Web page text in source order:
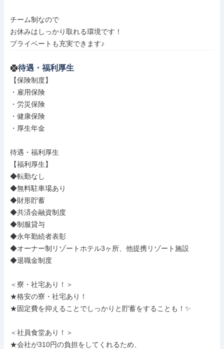
チーム制なので
お休みはしっかり取れる環境です！
プライベートも充実できます♪
待遇・福利厚生
【保険制度】
・雇用保険
・労災保険
・健康保険
・厚生年金
待遇・福利厚生
【福利厚生】
◆転勤なし
◆無料駐車場あり
◆財形貯蓄
◆共済会融資制度
◆制服貸与
◆永年勤続者表彰
◆オーナー制リゾートホテル3ヶ所、他提携リゾート施設
◆退職金制度
＜寮・社宅あり！＞
★格安の寮・社宅あり！
★固定費を抑えることでしっかりと貯蓄をすることも！✨
＜社員食堂あり！＞
★会社が310円の負担をしてくれるため、